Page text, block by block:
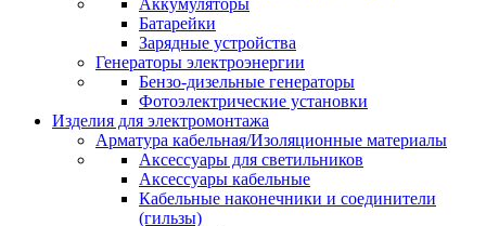
Аккумуляторы
Батарейки
Зарядные устройства
Генераторы электроэнергии
Бензо-дизельные генераторы
Фотоэлектрические установки
Изделия для электромонтажа
Арматура кабельная/Изоляционные материалы
Аксессуары для светильников
Аксессуары кабельные
Кабельные наконечники и соединители
(гильзы)